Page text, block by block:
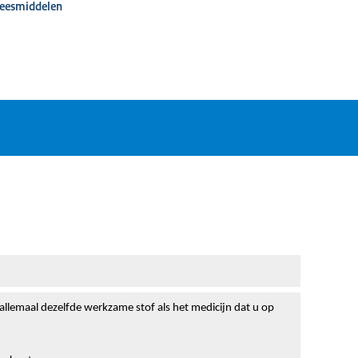
dezelfde werkzame stof als het medicijn dat u op